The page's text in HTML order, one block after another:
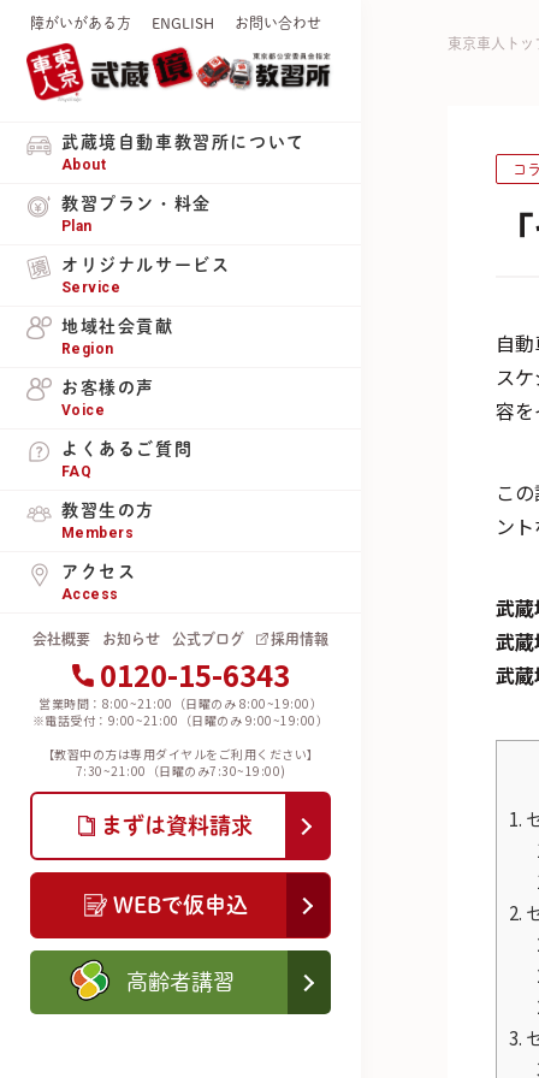
障がいがある方 ENGLISH お問い合わせ
武蔵境自動車教習所について
About
教習プラン・料金
Plan
オリジナルサービス
Service
地域社会貢献
Region
お客様の声
Voice
よくあるご質問
FAQ
教習生の方
Members
アクセス
Access
会社概要 お知らせ 公式ブログ 採用情報
0120-15-6343
営業時間：8:00~21:00（日曜のみ 8:00~19:00）
※電話受付：9:00~21:00（日曜のみ 9:00~19:00）
【教習中の方は専用ダイヤルをご利用ください】
7:30~21:00（日曜のみ7:30~19:00)
まずは資料請求
WEBで仮申込
高齢者講習
東京車人トッ
コ
自
ス
容
こ
ン
武
武
武
1.
2.
3.